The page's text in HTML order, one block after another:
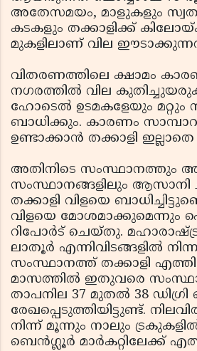
അതേസമയം, മാളുകളും
കടകളും തക്കാളിക്ക്
മുകളിലാണ് വില
വിതരണത്തിലെ ക്ഷാമം
നഗരത്തില്‍ വില
ഹോടെല്‍ ഉടമകളേയും മറ്റും
ബാധിക്കും. കാരണം
ഉണ്ടാക്കാന്‍ തക്കാളി ഇല്ലാതെ
അതിനിടെ സംസ്ഥാനത്തും
സംസ്ഥാനങ്ങളിലും ആസാനി
തക്കാളി വിളയെ
വിളയെ
റിപോര്‍ട് ചെയ്തു.
ലാതൂര്‍ എന്നിവിടങ്ങളില്‍
സംസ്ഥാനത്ത് തക്കാളി
മാസത്തില്‍ ഇതുവരെ
താപനില 37 മുതല്‍ 38
രേഖപ്പെടുത്തിയിട്ടുണ്ട്.
നിന്ന് മൂന്നും നാലും
ബെന്‍ഗ്ലൂര്‍ മാര്‍കറ്റിലേക്ക്